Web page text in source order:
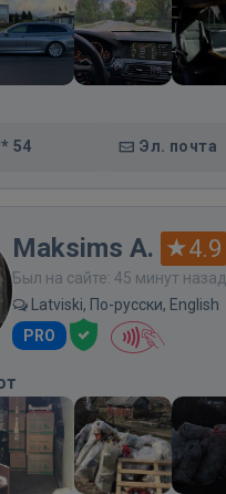
54 Эл. почта
Maksims A. 4.9
Был на сайте: 45 минут назад
Latviski, По-русски, English
PRO